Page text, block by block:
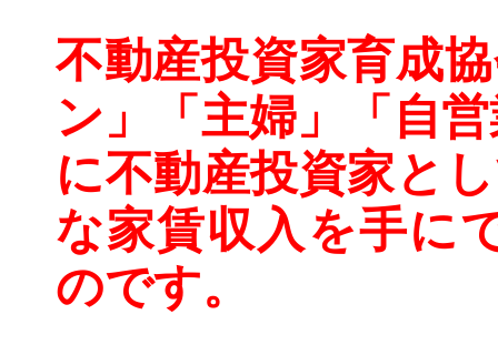
不動産投資家育成
ン」「主婦」「自
に不動産投資家と
な家賃収入を手に
のです。